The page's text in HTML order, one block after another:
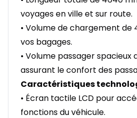
voyages en ville et sur route.
• Volume de chargement de
vos bagages.
• Volume passager spacieux
assurant le confort des
Caractéristiques
• Écran tactile LCD pour
fonctions du véhicule.